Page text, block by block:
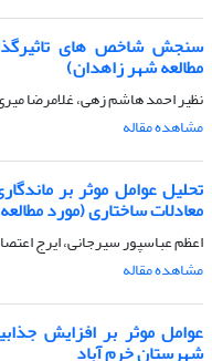
سنجش شاخص های
مطالعه شهر زاهدان)
نظیر احمد هاشم زهی، غلامرضا
مشاهده مقاله
تحلیل عوامل موثر بر
معادلات ساختاری (مورد
اعظم عباسپور سیرجانی، ایرج
مشاهده مقاله
عوامل موثر بر افزایش
شهرستان خرم آباد